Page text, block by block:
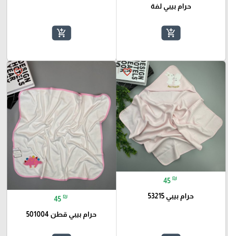
حرام بيبي لفة
add_shopping_cart
add_shopping_cart
favorite_border
45 ₪
حرام بيبي 53215
favorite_border
45 ₪
حرام بيبي قطن 501004